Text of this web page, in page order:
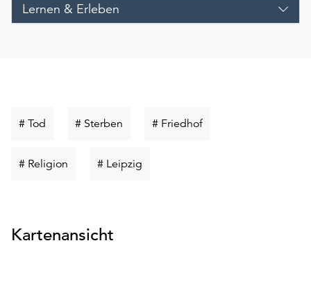
Lernen & Erleben
# Tod Schlüsselwort
# Sterben Schlüsselwort
# FriedhofSchlüsselwort
# Religion Schlüsselwort
# Leipzig
Kartenansicht